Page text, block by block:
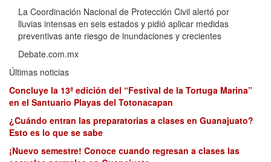
La Coordinación Nacional de Protección Civil alertó por
lluvias intensas en seis estados y pidió aplicar medidas
preventivas ante riesgo de inundaciones y crecientes
Debate.com.mx
Últimas noticias
Concluye la 13ª edición del “Festival de la Tortuga Marina”
en el Santuario Playas del Totonacapan
¿Cuándo entran las preparatorias a clases en Guanajuato?
Esto es lo que se sabe
¡Nuevo semestre! Conoce cuando regresan a clases las